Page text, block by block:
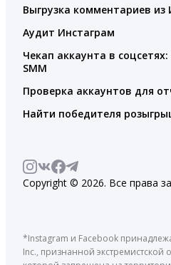
Выгрузка комментариев из
Аудит Инстаграм
Чекап аккаунта в
SMM
Проверка аккаунтов для
Найти победителя
Copyright © 2026. Все права
*Instagram и Facebook
Inc., признанной экстремистской